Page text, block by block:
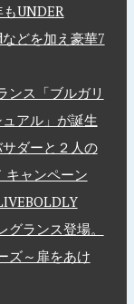
もUNDER
どを加え豪華7
ンス「ブルガリ
アル」が誕生
ダーと２人の
キャンペーン
ランス登場。
ズ～扉をあけ